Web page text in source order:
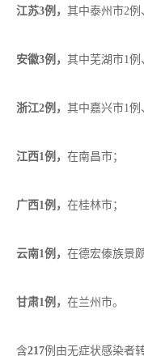
江苏3例， 其中泰州市2例
安徽3例， 其中芜湖市1例
浙江2例， 其中嘉兴市1例
江西1例， 在南昌市；
广西1例， 在桂林市；
云南1例， 在德宏傣族景
甘肃1例， 在兰州市。
含217例由无症状感染者